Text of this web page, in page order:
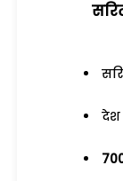
देश